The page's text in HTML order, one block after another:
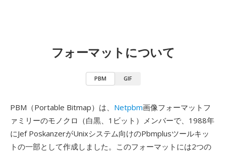
フォーマットについて
PBM GIF
PBM（Portable Bitmap）は、 Netpbm画像フォーマットフ
ァミリーのモノクロ（白黒、1ビット）メンバーで、1988年
にJef PoskanzerがUnixシステム向けのPbmplusツールキッ
トの一部として作成しました。このフォーマットには2つの